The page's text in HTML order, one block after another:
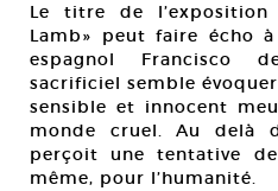
Le titre de
Lamb» peut faire écho à
espagnol Francisco
sacrificiel semble
sensible et innocent
monde cruel. Au delà
perçoit une tentative
même, pour l’humanité.